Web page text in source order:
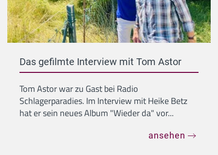
Das gefilmte Interview mit Tom Astor
Tom Astor war zu Gast bei Radio
Schlagerparadies. Im Interview mit Heike Betz
hat er sein neues Album "Wieder da" vor...
ansehen